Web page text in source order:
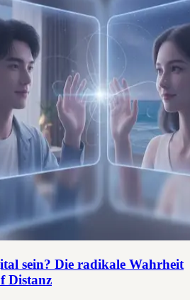
sein? Die radikale Wahrheit
Distanz